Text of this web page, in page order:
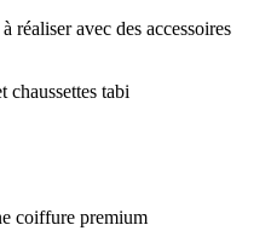
réaliser avec des accessoires
chaussettes tabi
coiffure premium